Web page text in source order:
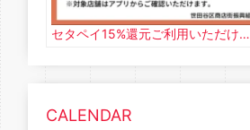
セタペイ15%還元ご利用いただけ…
CALENDAR